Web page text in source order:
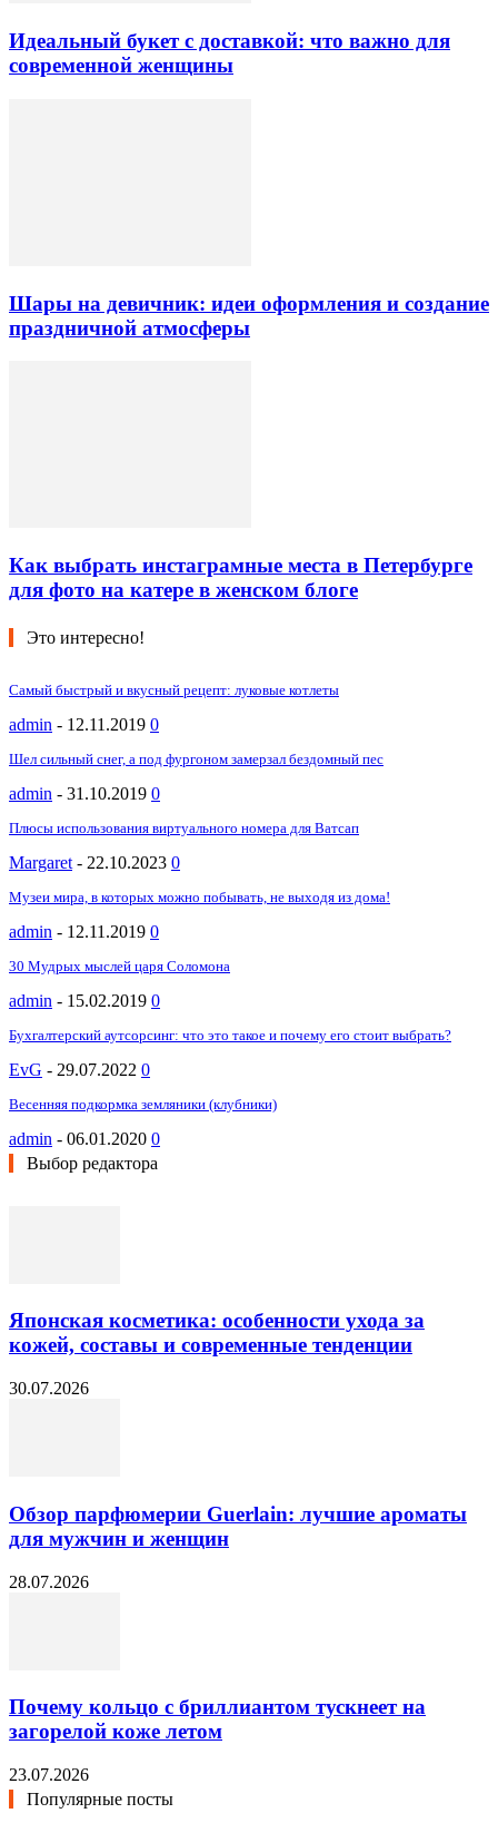
Идеальный букет с доставкой: что важно для
современной женщины
Шары на девичник: идеи оформления и создание
праздничной атмосферы
Как выбрать инстаграмные места в Петербурге
для фото на катере в женском блоге
Это интересно!
Самый быстрый и вкусный рецепт: луковые котлеты
admin - 12.11.2019 0
Шел сильный снег, а под фургоном замерзал бездомный пес
admin - 31.10.2019 0
Плюсы использования виртуального номера для Ватсап
Margaret - 22.10.2023 0
Музеи мира, в которых можно побывать, не выходя из дома!
admin - 12.11.2019 0
30 Мудрых мыслей царя Соломона
admin - 15.02.2019 0
Бухгалтерский аутсорсинг: что это такое и почему его стоит выбрать?
EvG - 29.07.2022 0
Весенняя подкормка земляники (клубники)
admin - 06.01.2020 0
Выбор редактора
Японская косметика: особенности ухода за
кожей, составы и современные тенденции
30.07.2026
Обзор парфюмерии Guerlain: лучшие ароматы
для мужчин и женщин
28.07.2026
Почему кольцо с бриллиантом тускнеет на
загорелой коже летом
23.07.2026
Популярные посты